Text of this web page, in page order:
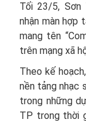
Tối 23/5,
nhận màn hợp
mang tên
trên mạng xã
Theo kế
nền tảng nhạc
trong những
TP trong thời